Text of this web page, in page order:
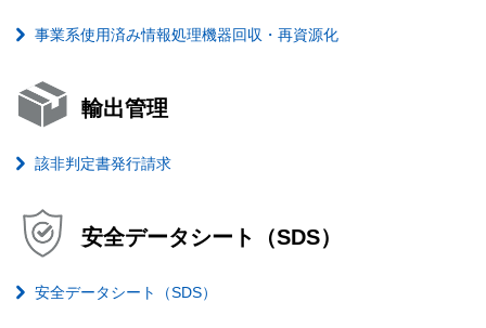
事業系使用済み情報処理機器回収・再資源化
輸出管理
該非判定書発行請求
安全データシート（SDS）
安全データシート（SDS）